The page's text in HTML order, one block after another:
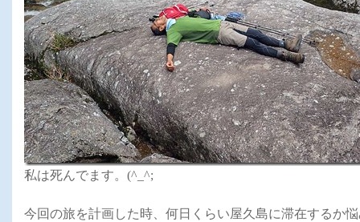
私は死んでます。(^_^;
今回の旅を計画した時、何日くらい屋久島に滞在するか